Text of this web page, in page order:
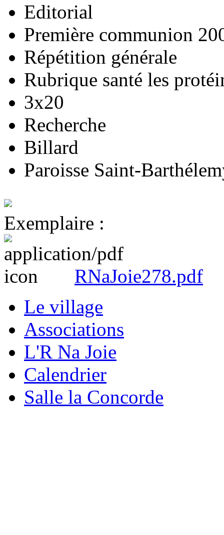
Editorial
Première communion
Répétition générale
Rubrique santé les
3x20
Recherche
Billard
Paroisse Saint-
Exemplaire :
RNaJoie278.pdf
Le village
Associations
L'R Na Joie
Calendrier
Salle la Concorde